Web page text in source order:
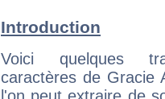
Introduction
Voici quelques
caractères de Gracie